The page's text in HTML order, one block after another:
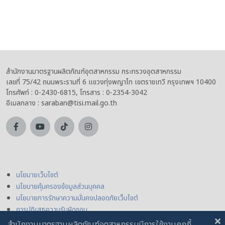
สำนักงานมาตรฐานผลิตภัณฑ์อุตสาหกรรม กระทรวงอุตสาหกรรม
เลขที่ 75/42 ถนนพระรามที่ 6 แขวงทุ่งพญาไท เขตราชเทวี กรุงเทพฯ 10400
โทรศัพท์ : 0-2430-6815, โทรสาร : 0-2354-3042
อีเมลกลาง : saraban@tisi.mail.go.th
นโยบายเว็บไซต์
นโยบายคุ้มครองข้อมูลส่วนบุคคล
นโยบายการรักษาความมั่นคงปลอดภัยเว็บไซต์
การปฏิเสธความรับผิดชอบ